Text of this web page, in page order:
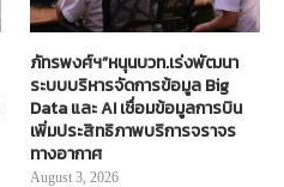
ภัทรพงศ์ฯ”หนุนบวท.เร่งพัฒนา
ระบบบริหารจัดการข้อมูล Big
Data และ AI เชื่อมข้อมูลการบิน
เพิ่มประสิทธิภาพบริการจราจร
ทางอากาศ
August 3, 2026